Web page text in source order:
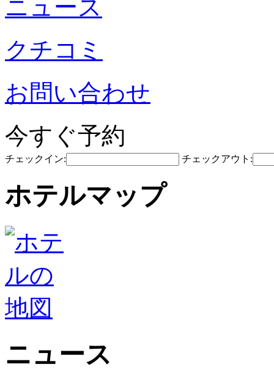
ニュース
クチコミ
お問い合わせ
今すぐ予約
チェックイン: チェックアウト:
ホテルマップ
ニュース